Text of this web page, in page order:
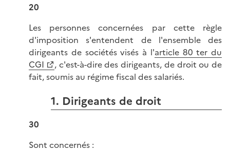
20
Les personnes concernées par cette règle
d'imposition s'entendent de l'ensemble des
dirigeants de sociétés visés à l'article 80 ter du
CGI
, c'est-à-dire des dirigeants, de droit ou de
fait, soumis au régime fiscal des salariés.
1. Dirigeants de droit
30
Sont concernés :